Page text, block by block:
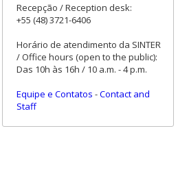
Recepção / Reception desk:
+55 (48) 3721-6406
Horário de atendimento da SINTER
/ Office hours (open to the public):
Das 10h às 16h / 10 a.m. - 4 p.m.
Equipe e Contatos -Contact and
Staff